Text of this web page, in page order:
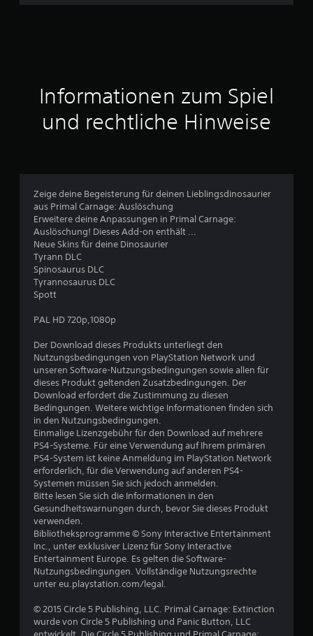
u
s
3
t
n
g
e
Informationen zum Spiel
und rechtliche Hinweise
Zeige deine Begeisterung für deinen Lieblingsdinosaurier
aus Primal Carnage: Auslöschung
Erweitere deine Anpassungen in Primal Carnage:
Auslöschung! Dieses Add-on enthält ...
Neue Skins für deine Dinosaurier
Tyrann DLC
Spinosaurus DLC
Tyrannosaurus DLC
Spott
PAL HD 720p,1080p
Der Download dieses Produkts unterliegt den
Nutzungsbedingungen von PlayStation Network und
unseren Software-Nutzungsbedingungen sowie allen für
dieses Produkt geltenden Zusatzbedingungen. Der
Download erfordert die Zustimmung zu diesen
Bedingungen. Weitere wichtige Informationen finden sich
in den Nutzungsbedingungen.
Einmalige Lizenzgebühr für den Download auf mehrere
PS4-Systeme. Für eine Verwendung auf Ihrem primären
PS4-System ist keine Anmeldung im PlayStation Network
erforderlich, für die Verwendung auf anderen PS4-
Systemen müssen Sie sich jedoch anmelden.
Bitte lesen Sie sich die Informationen in den
Gesundheitswarnungen durch, bevor Sie dieses Produkt
verwenden.
Bibliotheksprogramme © Sony Interactive Entertainment
Inc., unter exklusiver Lizenz für Sony Interactive
Entertainment Europe. Es gelten die Software-
Nutzungsbedingungen. Vollständige Nutzungsrechte
unter eu.playstation.com/legal.
© 2015 Circle 5 Publishing, LLC. Primal Carnage: Extinction
wurde von Circle 5 Publishing und Panic Button, LLC